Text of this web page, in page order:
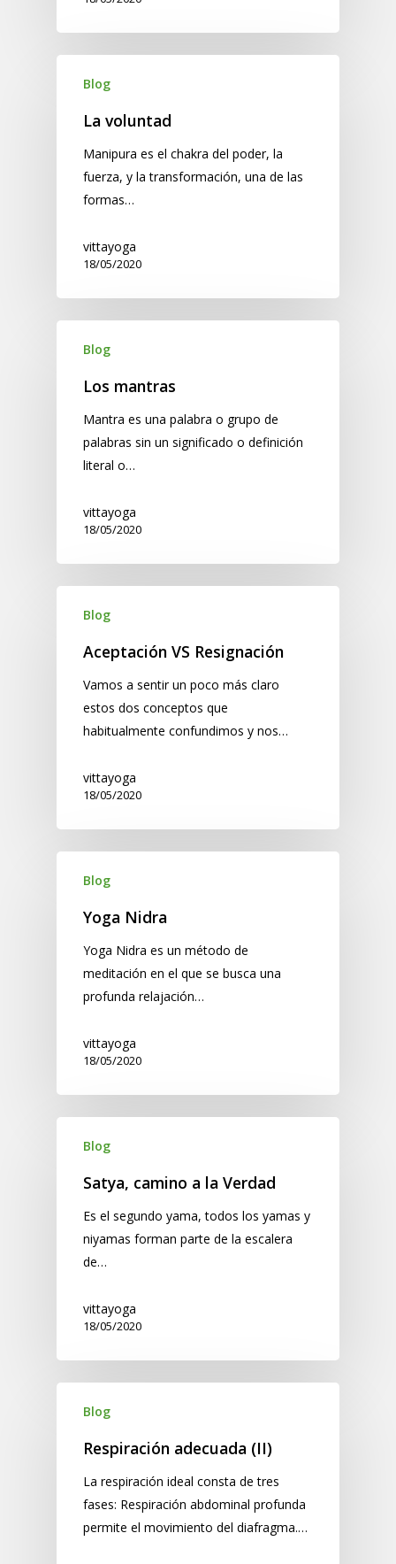
Blog
La voluntad
Manipura es el chakra del poder, la
fuerza, y la transformación, una de las
formas…
vittayoga
18/05/2020
Blog
Los mantras
Mantra es una palabra o grupo de
palabras sin un significado o definición
literal o…
vittayoga
18/05/2020
Blog
Aceptación VS Resignación
Vamos a sentir un poco más claro
estos dos conceptos que
habitualmente confundimos y nos…
vittayoga
18/05/2020
Blog
Yoga Nidra
Yoga Nidra es un método de
meditación en el que se busca una
profunda relajación…
vittayoga
18/05/2020
Blog
Satya, camino a la Verdad
​Es el segundo yama, todos los yamas y
niyamas forman parte de la escalera
de…
vittayoga
18/05/2020
Blog
Respiración adecuada (II)
La respiración ideal consta de tres
fases: Respiración abdominal profunda
permite el movimiento del diafragma.…